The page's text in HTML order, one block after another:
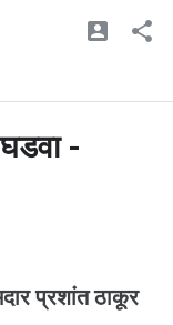
-
प्रशांत ठाकूर